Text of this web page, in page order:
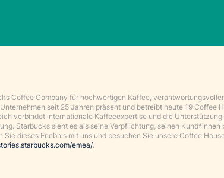
Coffee Company für hochwertigen Kaffee,
seit 25 Jahren präsent und betreibt heute 19 Coffee
verbindet internationale Kaffeeexpertise und die Unterstützung
Starbucks sieht es als seine Verpflichtung, seinen Kund*innen
dieses Erlebnis mit uns und besuchen Sie unsere Coffee
emea/.